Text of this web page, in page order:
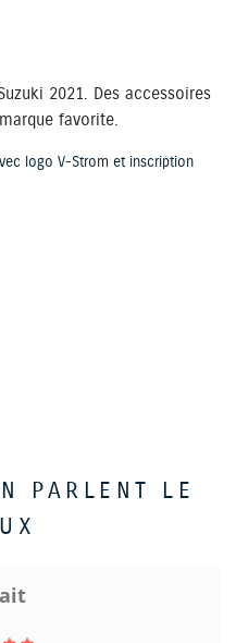
2021. Des accessoires
favorite.
logo V-Strom et inscription
PARLENT LE